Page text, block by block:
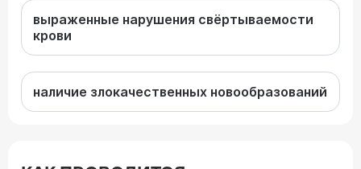
выраженные нарушения свёртываемости
крови
наличие злокачественных новообразований